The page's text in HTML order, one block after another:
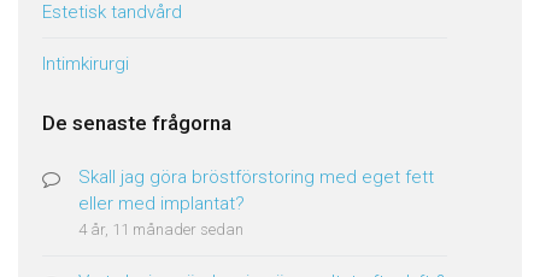
Estetisk tandvård
Intimkirurgi
De senaste frågorna
Skall jag göra bröstförstoring med eget fett
eller med implantat?
4 år, 11 månader sedan